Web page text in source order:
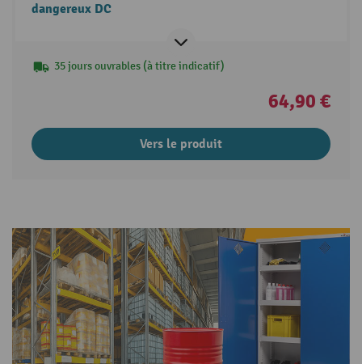
dangereux DC
35 jours ouvrables (à titre indicatif)
64,90 €
Vers le produit